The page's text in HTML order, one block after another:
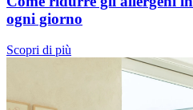
ogni giorno
Scopri di più